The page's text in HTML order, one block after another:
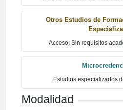
Otros Estudios de
Acceso: Sin requisitos
Estudios especializados
Modalidad